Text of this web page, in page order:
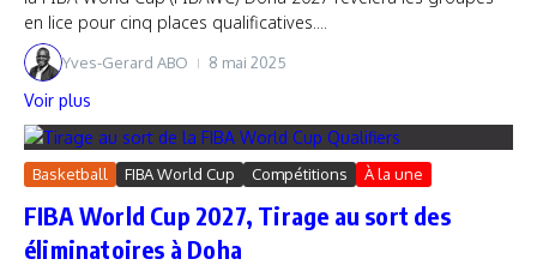
en lice pour cinq places qualificatives....
Yves-Gerard ABO 8 mai 2025
Voir plus
Basketball FIBA World Cup Compétitions À la une
FIBA World Cup 2027, Tirage au sort des
éliminatoires à Doha